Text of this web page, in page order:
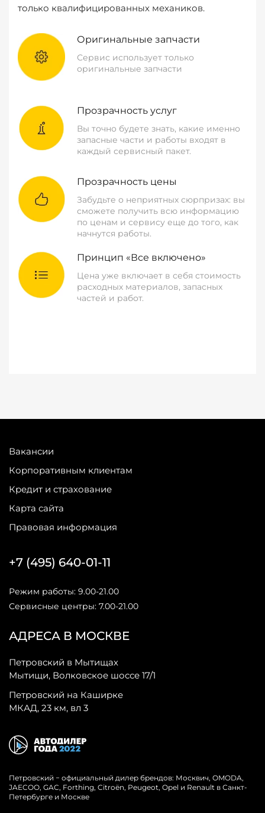
только квалифицированных механиков.
Оригинальные запчасти
Сервис использует только
оригинальные запчасти
Прозрачность услуг
Вы точно будете знать, какие именно
запасные части и работы входят в
каждый сервисный пакет.
Прозрачность цены
Забудьте о неприятных сюрпризах: вы
сможете получить всю информацию
по ценам и сервису еще до того, как
начнутся работы.
Принцип «Все включено»
Цена уже включает в себя стоимость
расходных материалов, запасных
частей и работ.
Вакансии
Корпоративным клиентам
Кредит и страхование
Карта сайта
Правовая информация
АДРЕСА В МОСКВЕ
Петровский в Мытищах
Мытищи, Волковское шоссе 17/1
Петровский на Каширке
МКАД, 23 км, вл 3
+7 (495) 640-01-11
Режим работы: 9.00-21.00
Сервисные центры: 7.00-21.00
Петровский − официальный дилер брендов: Москвич, OMODA,
JAECOO, GAC, Forthing, Citroёn, Peugeot, Opel и Renault в Санкт-
Петербурге и Москве